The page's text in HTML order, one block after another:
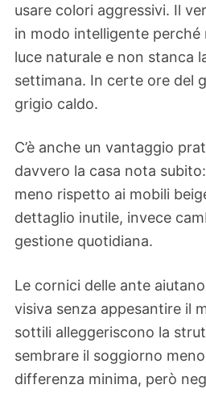
usare colori aggressivi. Il
in modo intelligente
luce naturale e non stanca
settimana. In certe ore del
grigio caldo.
C’è anche un vantaggio
davvero la casa nota
meno rispetto ai mobili
dettaglio inutile, invece
gestione quotidiana.
Le cornici delle ante
visiva senza appesantire il
sottili alleggeriscono la
sembrare il soggiorno
differenza minima, però